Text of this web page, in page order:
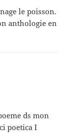
le poisson.
anthologie en
ds mon
poetica I